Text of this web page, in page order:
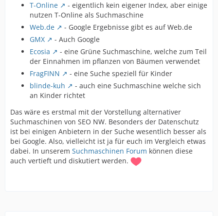
T-Online
- eigentlich kein eigener Index, aber einige
nutzen T-Online als Suchmaschine
Web.de
- Google Ergebnisse gibt es auf Web.de
GMX
- Auch Google
Ecosia
- eine Grüne Suchmaschine, welche zum Teil
der Einnahmen im pflanzen von Bäumen verwendet
FragFINN
- eine Suche speziell für Kinder
blinde-kuh
- auch eine Suchmaschine welche sich
an Kinder richtet
Das wäre es erstmal mit der Vorstellung alternativer
Suchmaschinen von SEO NW. Besonders der Datenschutz
ist bei einigen Anbietern in der Suche wesentlich besser als
bei Google. Also, vielleicht ist ja für euch im Vergleich etwas
dabei. In unserem Suchmaschinen Forum können diese
auch vertieft und diskutiert werden.